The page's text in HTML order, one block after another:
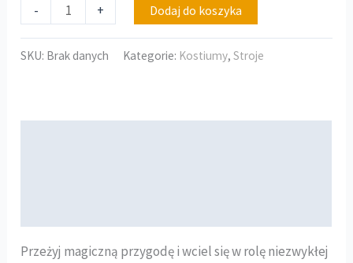
- + Dodaj do koszyka
SKU: Brak danych Kategorie: Kostiumy,Stroje
Przeżyj magiczną przygodę i wciel się w rolę niezwykłej